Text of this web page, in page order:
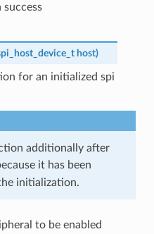
success
host)
for an initialized spi
additionally after
it has been
initialization.
to be enabled